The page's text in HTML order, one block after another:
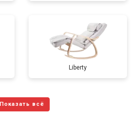
Liberty